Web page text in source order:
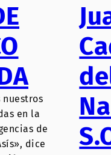
en la
de
dice